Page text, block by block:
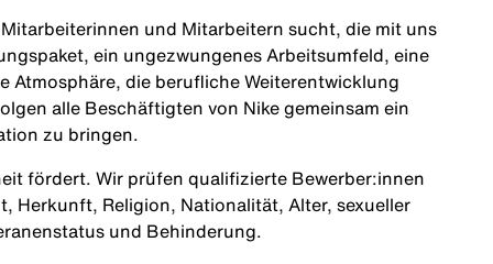
und Mitarbeitern sucht, die mit uns
ein ungezwungenes Arbeitsumfeld, eine
die berufliche Weiterentwicklung
alle Beschäftigten von Nike gemeinsam ein
zu bringen.
fördert. Wir prüfen qualifizierte Bewerber:innen
Herkunft, Religion, Nationalität, Alter, sexueller
und Behinderung.